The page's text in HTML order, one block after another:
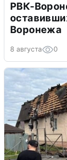
РВК-
Воронежа
8 августа 0